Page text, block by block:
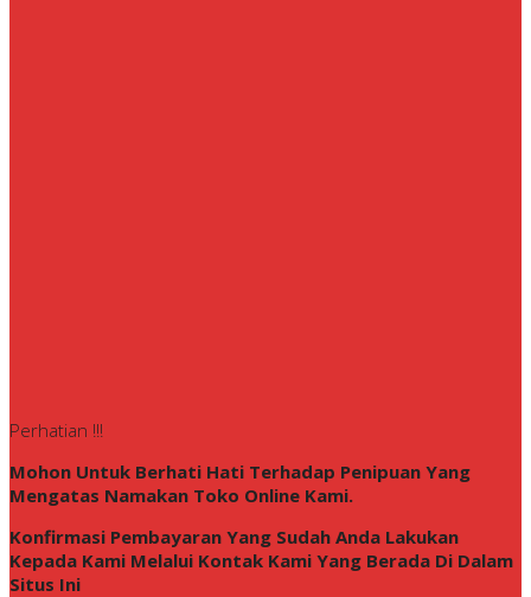
Perhatian !!!
Mohon Untuk Berhati Hati Terhadap Penipuan Yang
Mengatas Namakan Toko Online Kami.
Konfirmasi Pembayaran Yang Sudah Anda Lakukan
Kepada Kami Melalui Kontak Kami Yang Berada Di Dalam
Situs Ini